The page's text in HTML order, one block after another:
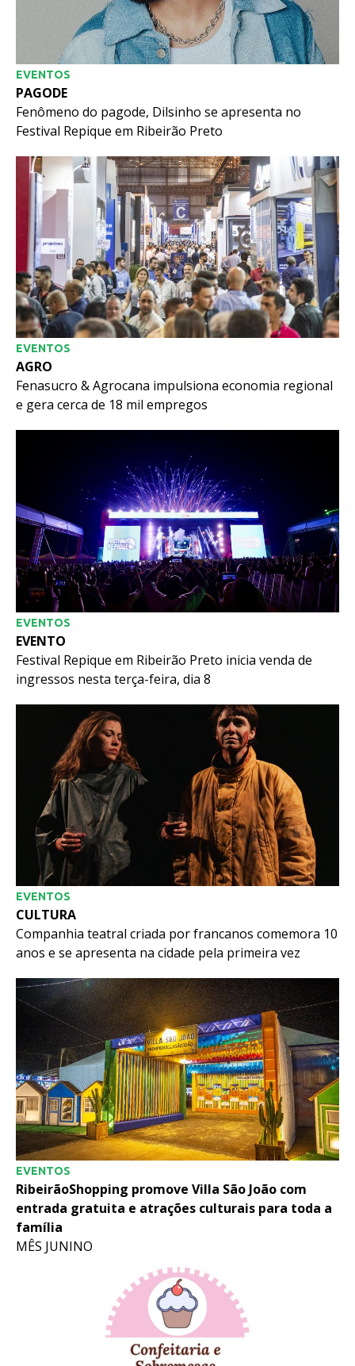
EVENTOS
PAGODE
Fenômeno do pagode, Dilsinho se apresenta no
Festival Repique em Ribeirão Preto
EVENTOS
AGRO
Fenasucro & Agrocana impulsiona economia regional
e gera cerca de 18 mil empregos
EVENTOS
EVENTO
Festival Repique em Ribeirão Preto inicia venda de
ingressos nesta terça-feira, dia 8
EVENTOS
CULTURA
Companhia teatral criada por francanos comemora 10
anos e se apresenta na cidade pela primeira vez
EVENTOS
RibeirãoShopping promove Villa São João com
entrada gratuita e atrações culturais para toda a
família
MÊS JUNINO